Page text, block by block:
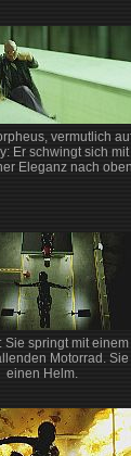
vermutlich
Er schwingt sich mit
Eleganz nach
Sie springt mit
Motorrad. Sie
einen Helm.